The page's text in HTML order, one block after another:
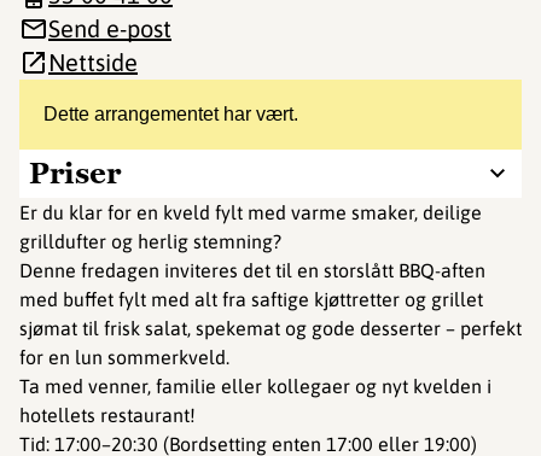
Dette arrangementet har vært.
Priser
Er du klar for en kveld fylt med varme smaker, deilige
grilldufter og herlig stemning?
Denne fredagen inviteres det til en storslått BBQ-aften
med buffet fylt med alt fra saftige kjøttretter og grillet
sjømat til frisk salat, spekemat og gode desserter – perfekt
for en lun sommerkveld.
Ta med venner, familie eller kollegaer og nyt kvelden i
hotellets restaurant!
Tid: 17:00–20:30 (Bordsetting enten 17:00 eller 19:00)
Send e-post
Nettside